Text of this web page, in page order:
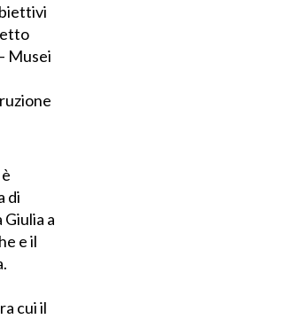
Musei
di
a
e il
cui il